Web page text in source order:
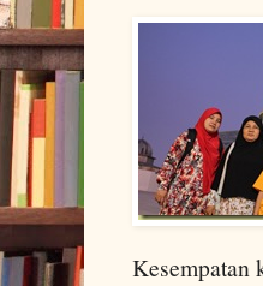
Kesempatan